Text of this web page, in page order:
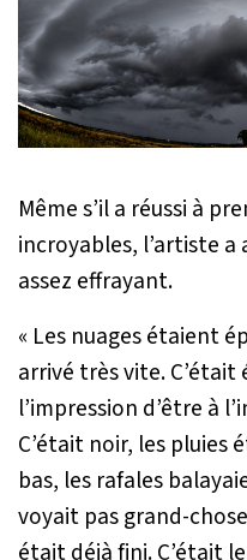
Même s’il a réussi à
incroyables, l’artiste
assez effrayant.
« Les nuages étaient
arrivé très vite. C’était
l’impression d’être à
C’était noir, les pluies
bas, les rafales
voyait pas grand-
était déjà fini. C’était